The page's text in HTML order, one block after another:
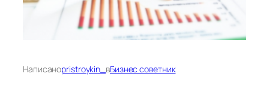
Написаноpristroykin_ вБизнес советник